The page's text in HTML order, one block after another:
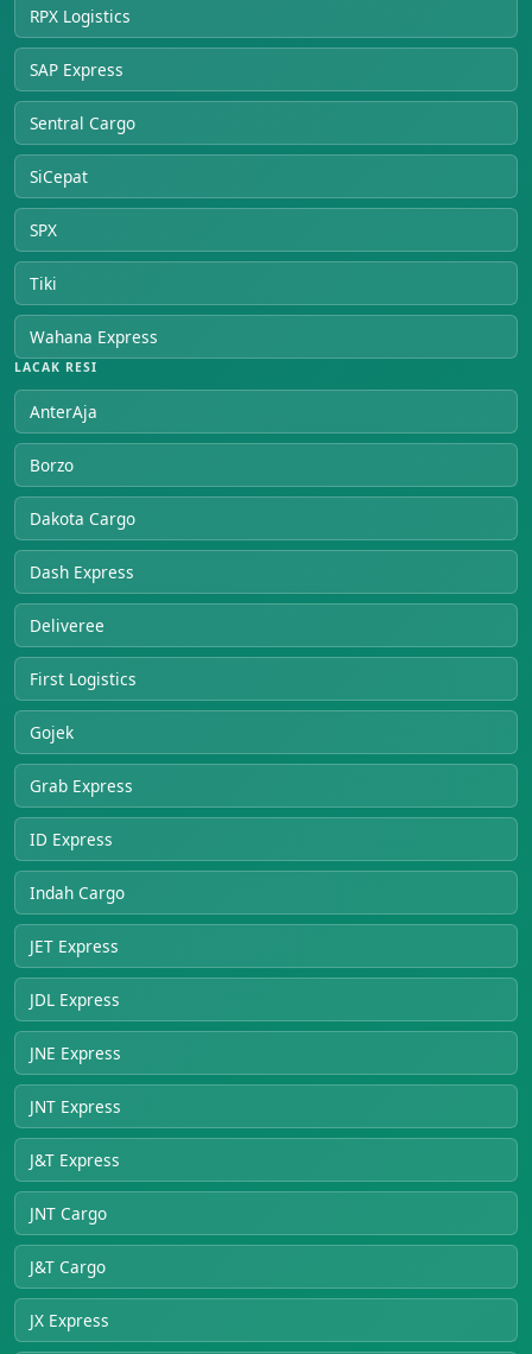
RPX Logistics
SAP Express
Sentral Cargo
SiCepat
SPX
Tiki
Wahana Express
LACAK RESI
AnterAja
Borzo
Dakota Cargo
Dash Express
Deliveree
First Logistics
Gojek
Grab Express
ID Express
Indah Cargo
JET Express
JDL Express
JNE Express
JNT Express
J&T Express
JNT Cargo
J&T Cargo
JX Express